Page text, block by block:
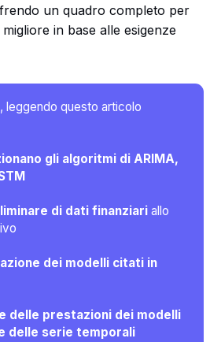
un quadro completo per
in base alle esigenze
leggendo questo articolo
gli algoritmi di ARIMA,
di dati finanziariallo
dei modelli citati in
delle prestazioni dei modelli
delle serie temporali